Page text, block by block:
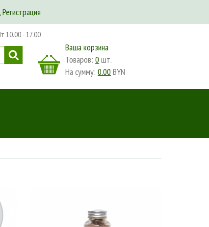
Регистрация
10.00 - 17.00
Ваша корзина
Товаров:0 шт.
На сумму:0.00 BYN